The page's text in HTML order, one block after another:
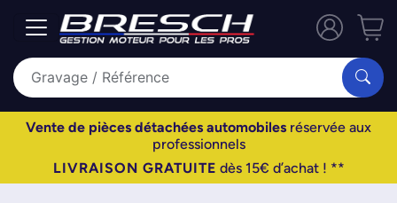
Vente de pièces détachées automobiles réservée aux
professionnels
LIVRAISON GRATUITE dès 15€ d’achat ! **